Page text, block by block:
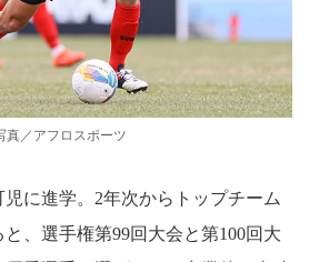
真／アフロスポーツ
に進学。2年次からトップチーム
、選手権第99回大会と第100回大